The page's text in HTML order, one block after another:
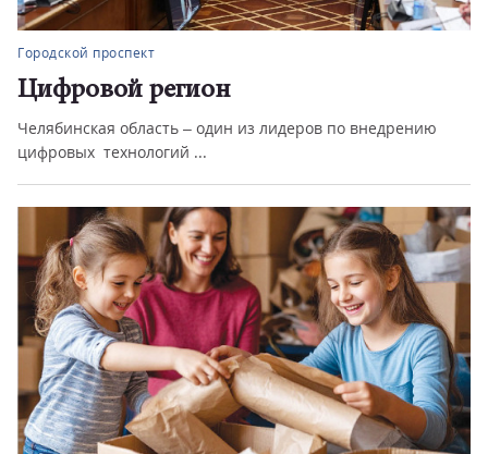
Городской проспект
Цифровой регион
Челябинская область – один из лидеров по внедрению
цифровых технологий ...